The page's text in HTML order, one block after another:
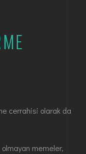
cerrahisi olarak da
memeler,